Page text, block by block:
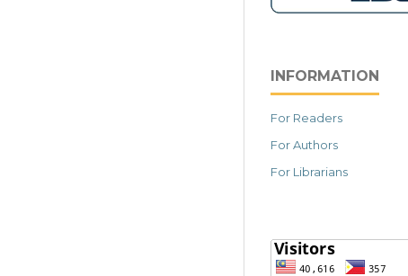
INFORMATION
For Readers
For Authors
For Librarians